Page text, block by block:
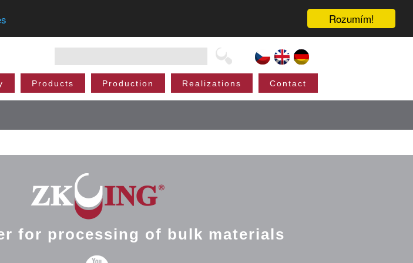
Rozumím!
Products Production Realizations Contact
for processing of bulk materials